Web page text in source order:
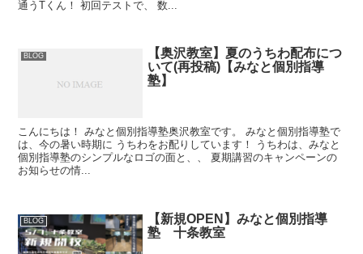
通うTくん！ 初回テストで、 数...
BLOG
【奥沢教室】夏のうちわ配布につ
いて(再投稿)【みなと個別指導
塾】
こんにちは！ みなと個別指導塾奥沢教室です。 みなと個別指導塾で
は、今の暑い時期に うちわをお配りしています！ うちわは、みなと
個別指導塾のシンプルなロゴの面と、、 夏期講習のキャンペーンの
お知らせの情...
BLOG
【新規OPEN】みなと個別指導
塾 十条教室